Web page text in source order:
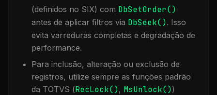
(definidos no SIX) com DbSetOrder()
antes de aplicar filtros via DbSeek(). Isso
evita varreduras completas e degradação de
performance.
Para inclusão, alteração ou exclusão de
registros, utilize sempre as funções padrão
da TOTVS (RecLock(), MsUnlock())